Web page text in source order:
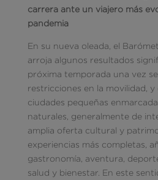
carrera ante un viajero más
pandemia
En su nueva oleada, el
arroja algunos resultados
próxima temporada una vez
restricciones en la movilidad, y
ciudades pequeñas
naturales, generalmente de
amplia oferta cultural y
experiencias más completas,
gastronomía, aventura,
salud y bienestar. En este